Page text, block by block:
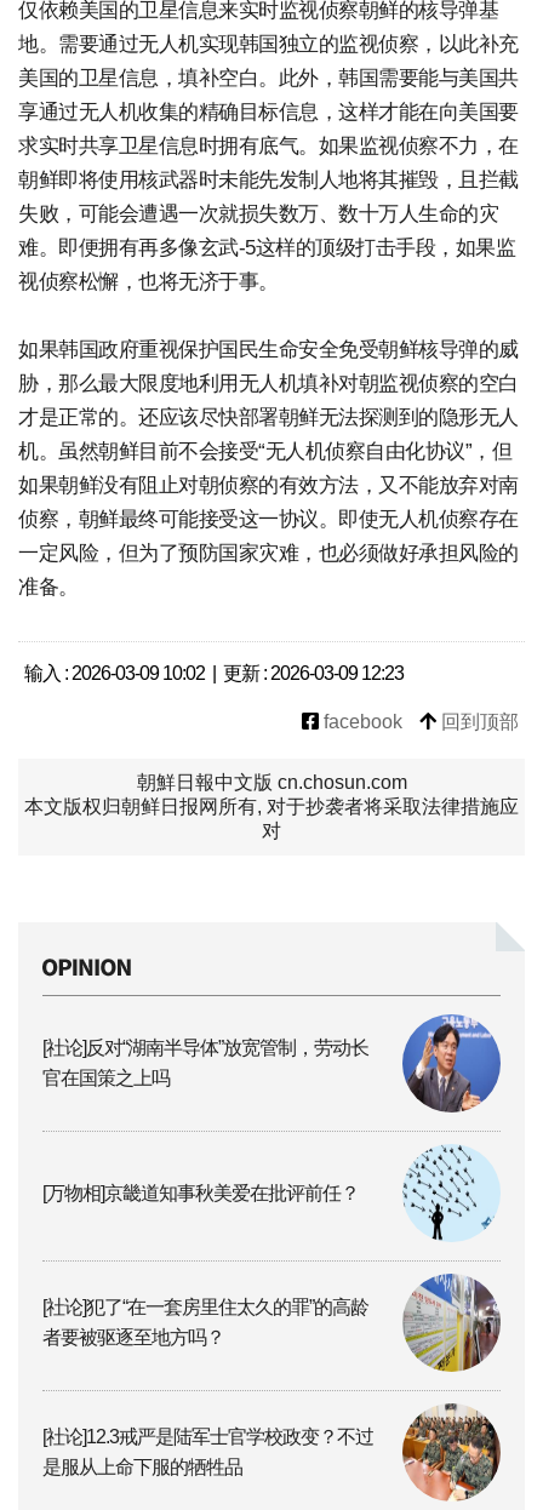
仅依赖美国的卫星信息来实时监视侦察朝鲜的核导弹基
地。需要通过无人机实现韩国独立的监视侦察，以此补充
美国的卫星信息，填补空白。此外，韩国需要能与美国共
享通过无人机收集的精确目标信息，这样才能在向美国要
求实时共享卫星信息时拥有底气。如果监视侦察不力，在
朝鲜即将使用核武器时未能先发制人地将其摧毁，且拦截
失败，可能会遭遇一次就损失数万、数十万人生命的灾
难。即便拥有再多像玄武-5这样的顶级打击手段，如果监
视侦察松懈，也将无济于事。
如果韩国政府重视保护国民生命安全免受朝鲜核导弹的威
胁，那么最大限度地利用无人机填补对朝监视侦察的空白
才是正常的。还应该尽快部署朝鲜无法探测到的隐形无人
机。虽然朝鲜目前不会接受“无人机侦察自由化协议”，但
如果朝鲜没有阻止对朝侦察的有效方法，又不能放弃对南
侦察，朝鲜最终可能接受这一协议。即使无人机侦察存在
一定风险，但为了预防国家灾难，也必须做好承担风险的
准备。
输入 : 2026-03-09 10:02 | 更新 : 2026-03-09 12:23
facebook 回到顶部
朝鮮日報中文版 cn.chosun.com
本文版权归朝鲜日报网所有, 对于抄袭者将采取法律措施应
对
[社论]反对“湖南半导体”放宽管制，劳动长
官在国策之上吗
[万物相]京畿道知事秋美爱在批评前任？
[社论]犯了“在一套房里住太久的罪”的高龄
者要被驱逐至地方吗？
[社论]12.3戒严是陆军士官学校政变？不过
是服从上命下服的牺牲品